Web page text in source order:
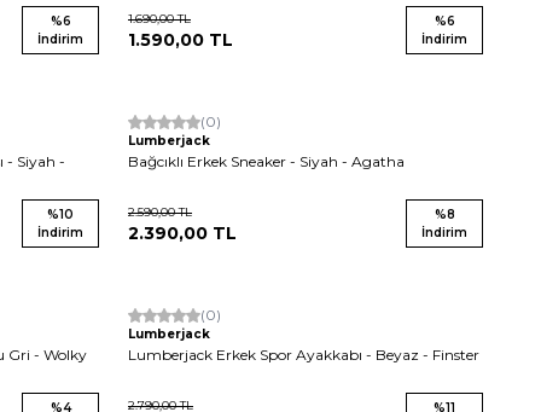
%6
İndirim
1.690,00TL
1.590,00 TL
%6
İndirim
- Siyah -
%10
İndirim
Yeni (0)
Lumberjack
Bağcıklı Erkek Sneaker - Siyah - Agatha
2.590,00TL
2.390,00 TL
%8
İndirim
Gri - Wolky
%4
Yeni (0)
Lumberjack
Lumberjack Erkek Spor Ayakkabı - Beyaz - Finster
2.790,00TL %11